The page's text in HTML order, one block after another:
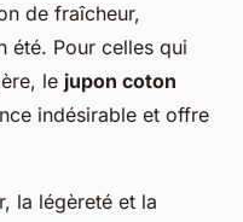
de fraîcheur,
été. Pour celles qui
le jupon coton
indésirable et offre
la légèreté et la